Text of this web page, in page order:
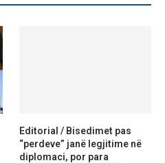
Editorial / Bisedimet pas
“perdeve” janë legjitime në
diplomaci, por para